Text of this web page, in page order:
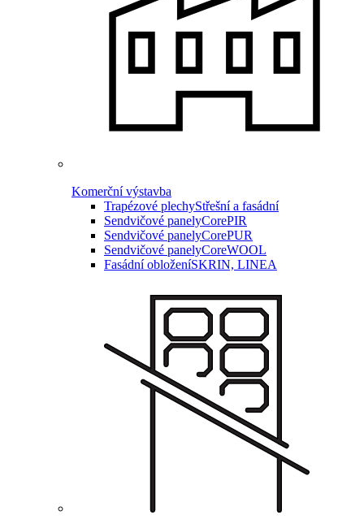
Komerční výstavba
Trapézové plechyStřešní a fasádní
Sendvičové panelyCorePIR
Sendvičové panelyCorePUR
Sendvičové panelyCoreWOOL
Fasádní obloženíSKRIN, LINEA